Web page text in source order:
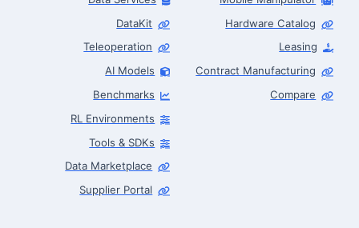
Hardware Catalog
Leasing
Contract Manufacturing
Compare
DataKit
Teleoperation
AI Models
Benchmarks
RL Environments
Tools & SDKs
Data Marketplace
Supplier Portal